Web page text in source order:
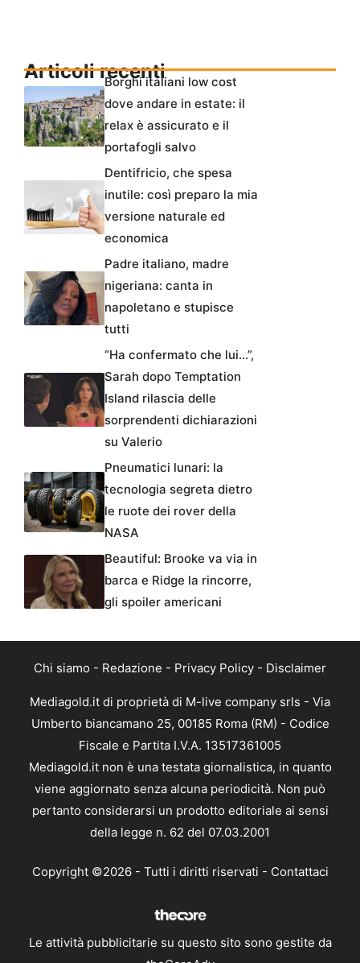
Articoli recentiBorghi italiani low cost
dove andare in estate: il
relax è assicurato e il
portafogli salvo
Dentifricio, che spesa
inutile: così preparo la mia
versione naturale ed
economica
Padre italiano, madre
nigeriana: canta in
napoletano e stupisce
tutti
“Ha confermato che lui…”,
Sarah dopo Temptation
Island rilascia delle
sorprendenti dichiarazioni
su Valerio
Pneumatici lunari: la
tecnologia segreta dietro
le ruote dei rover della
NASA
Beautiful: Brooke va via in
barca e Ridge la rincorre,
gli spoiler americani
Chi siamo - Redazione - Privacy Policy - Disclaimer
Mediagold.it di proprietà di M-live company srls - Via
Umberto biancamano 25, 00185 Roma (RM) - Codice
Fiscale e Partita I.V.A. 13517361005
Mediagold.it non è una testata giornalistica, in quanto
viene aggiornato senza alcuna periodicità. Non può
pertanto considerarsi un prodotto editoriale ai sensi
della legge n. 62 del 07.03.2001
Copyright ©2026 - Tutti i diritti riservati - Contattaci
Le attività pubblicitarie su questo sito sono gestite da